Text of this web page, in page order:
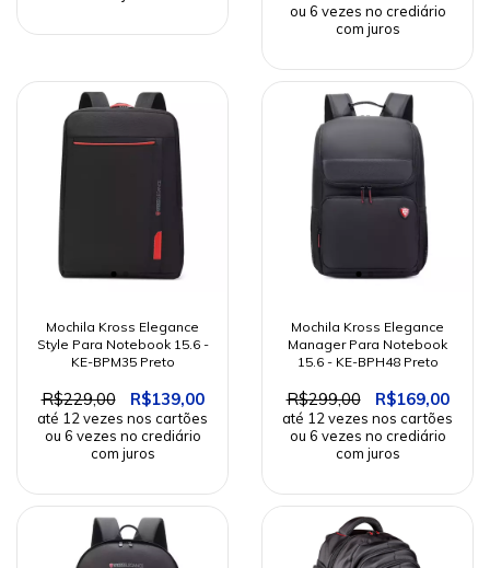
Mochila Kross Elegance
Style Para Notebook 15.6 -
KE-BPM35 Preto
R$229,00 R$139,00
Mochila Kross Elegance
Manager Para Notebook
15.6 - KE-BPH48 Preto
R$299,00 R$169,00